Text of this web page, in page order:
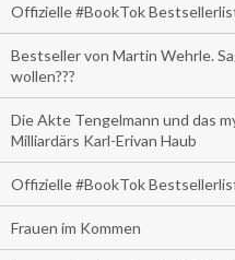
Offizielle #BookTok
Bestseller von Martin Wehrle.
wollen???
Die Akte Tengelmann und das
Milliardärs Karl-Erivan Haub
Offizielle #BookTok
Frauen im Kommen